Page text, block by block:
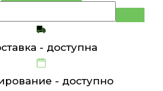
- доступна
- доступно